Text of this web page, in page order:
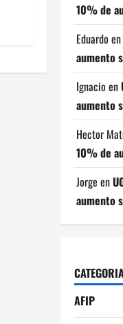
10% de
Eduardo en
aumento
Ignacio en
aumento
Hector
10% de
Jorge en
aumento
AFIP